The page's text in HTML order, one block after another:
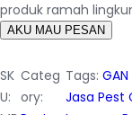
produk ramah
AKU MAU PESAN
SK
U:
Categ
ory:
Tags:
Jasa Pest